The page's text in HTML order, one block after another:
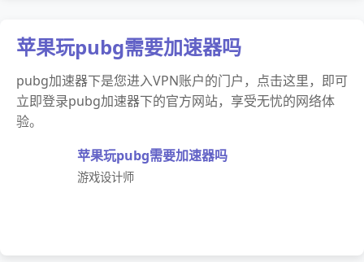
苹果玩pubg需要加速器吗
pubg加速器下是您进入VPN账户的门户，点击这里，即可
立即登录pubg加速器下的官方网站，享受无忧的网络体
验。
苹果玩pubg需要加速器吗
游戏设计师